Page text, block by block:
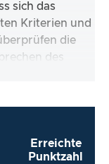
sich das
Kriterien und
die
des
Erreichte
Punktzahl